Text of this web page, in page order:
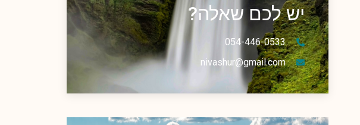
יש לכם שאלה?
054-446-0533
nivashur@gmail.com